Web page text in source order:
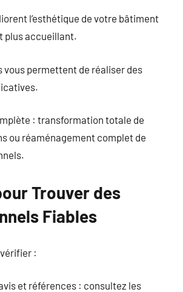
l’esthétique de votre bâtiment
plus accueillant.
vous permettent de réaliser des
: transformation totale de
ou réaménagement complet de
Trouver des
Fiables
:
et références : consultez les